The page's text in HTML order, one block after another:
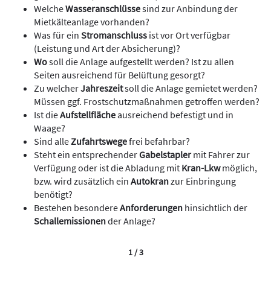
WelcheWasseranschlüssesind zur Anbindung der
Mietkälteanlage vorhanden?
Was für ein Stromanschluss ist vor Ort verfügbar
(Leistung und Art der Absicherung)?
Wosoll die Anlage aufgestellt werden? Ist zu allen
Seiten ausreichend für Belüftung gesorgt?
Zu welcherJahreszeitsoll die Anlage gemietet werden?
Müssen ggf. Frostschutzmaßnahmen getroffen werden?
Ist dieAufstellflächeausreichend befestigt und in
Waage?
Sind alleZufahrtswegefrei befahrbar?
Steht ein entsprechenderGabelstaplermit Fahrer zur
Verfügung oder ist die Abladung mit Kran-Lkwmöglich,
bzw. wird zusätzlich ein Autokranzur Einbringung
benötigt?
Bestehen besondereAnforderungen hinsichtlich der
Schallemissionender Anlage?
1 / 3